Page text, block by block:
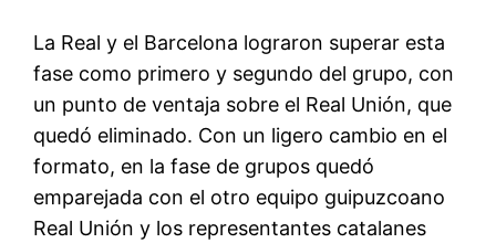
La Real y el Barcelona lograron superar esta
fase como primero y segundo del grupo, con
un punto de ventaja sobre el Real Unión, que
quedó eliminado. Con un ligero cambio en el
formato, en la fase de grupos quedó
emparejada con el otro equipo guipuzcoano
Real Unión y los representantes catalanes